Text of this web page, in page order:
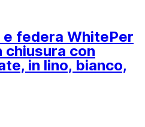
federa WhitePer
con
in lino, bianco,